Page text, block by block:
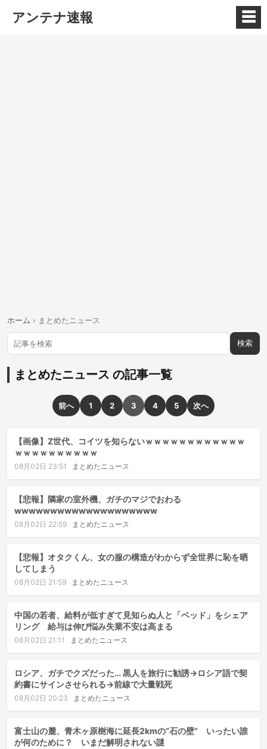
アンテナ速報 ☰
ホーム › まとめたニュース
検索
まとめたニュース の記事一覧
前へ 1 2 3 4 5 次へ
【画像】Z世代、コイツを知らないｗｗｗｗｗｗｗｗｗｗｗｗ
ｗｗｗｗｗｗｗｗｗｗ
08月02日 23:51 まとめたニュース
【悲報】隣家の室外機、ガチのマジでおわる
wwwwwwwwwwwwwwwwwwww
08月02日 22:59 まとめたニュース
【悲報】オタクくん、女の服の構造がわからず全世界に恥を晒
してしまう
08月02日 21:59 まとめたニュース
中国の若者、給料が低すぎて見知らぬ人と「ベッド」をシェア
リング 給与は伸び悩み失業不安は高まる
08月02日 21:11 まとめたニュース
ロシア、ガチでクズだった… 黒人を旅行に勧誘→ロシア語で契
約書にサインさせられる→前線で大量戦死
08月02日 20:23 まとめたニュース
富士山の麓、青木ヶ原樹海に延長2kmの“石の壁” いったい誰
が何のために？ いまだ解明されない謎